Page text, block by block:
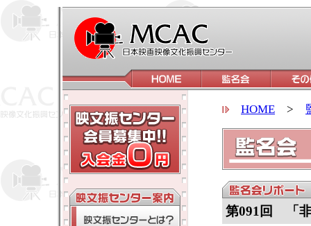
HOME >
第091回 「